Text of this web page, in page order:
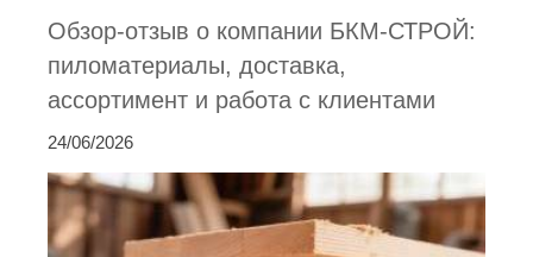
Обзор-отзыв о компании БКМ-СТРОЙ:
пиломатериалы, доставка,
ассортимент и работа с клиентами
24/06/2026